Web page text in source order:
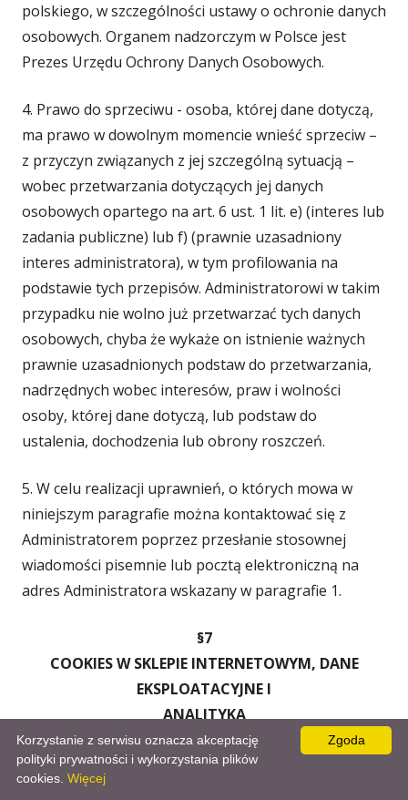
polskiego, w szczególności ustawy o ochronie danych
osobowych. Organem nadzorczym w Polsce jest
Prezes Urzędu Ochrony Danych Osobowych.
4. Prawo do sprzeciwu - osoba, której dane dotyczą,
ma prawo w dowolnym momencie wnieść sprzeciw –
z przyczyn związanych z jej szczególną sytuacją –
wobec przetwarzania dotyczących jej danych
osobowych opartego na art. 6 ust. 1 lit. e) (interes lub
zadania publiczne) lub f) (prawnie uzasadniony
interes administratora), w tym profilowania na
podstawie tych przepisów. Administratorowi w takim
przypadku nie wolno już przetwarzać tych danych
osobowych, chyba że wykaże on istnienie ważnych
prawnie uzasadnionych podstaw do przetwarzania,
nadrzędnych wobec interesów, praw i wolności
osoby, której dane dotyczą, lub podstaw do
ustalenia, dochodzenia lub obrony roszczeń.
5. W celu realizacji uprawnień, o których mowa w
niniejszym paragrafie można kontaktować się z
Administratorem poprzez przesłanie stosownej
wiadomości pisemnie lub pocztą elektroniczną na
adres Administratora wskazany w paragrafie 1.
§7
COOKIES W SKLEPIE INTERNETOWYM, DANE
EKSPLOATACYJNE I
ANALITYKA
1. Pliki Cookies (ciasteczka) są to niewielkie
informacje tekstowe w postaci plików tekstowych,
Zgoda
Korzystanie z serwisu oznacza akceptację
polityki prywatności i wykorzystania plików
cookies. Więcej